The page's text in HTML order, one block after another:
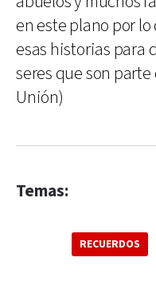
en este plano por
esas historias para
seres que son
Unión)
Temas:
RECUERDOS